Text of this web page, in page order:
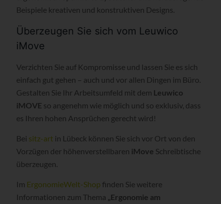
Beispiele kreativen und konstruktiven Designs.
Überzeugen Sie sich vom Leuwico
iMove
Verzichten Sie auf Kompromisse und lassen Sie es sich
einfach gut gehen – auch und vor allen Dingen im Büro.
Gestalten Sie Ihr Arbeitsumfeld mit dem Leuwico
iMOVE so angenehm wie möglich und so exklusiv, dass
es Ihren hohen Ansprüchen gerecht wird!
Bei sitz-art in Lübeck können Sie sich vor Ort von den
Vorzügen der höhenverstellbaren iMove Schreibtische
überzeugen.
Im ErgonomieWelt-Shop finden Sie weitere
Informationen zum Thema „Ergonomie am